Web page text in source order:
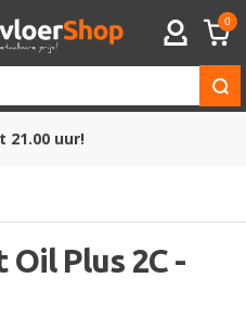
ACCOUNT
0
21.00 uur!
Plus 2C -